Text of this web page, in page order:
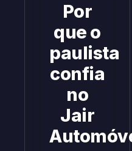
Por
que o
paulista
confia
no
Jair